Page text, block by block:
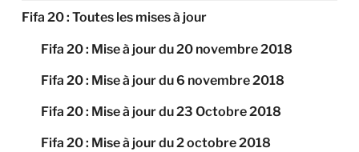
Fifa 20 : Toutes les mises à jour
Fifa 20 : Mise à jour du 20 novembre 2018
Fifa 20 : Mise à jour du 6 novembre 2018
Fifa 20 : Mise à jour du 23 Octobre 2018
Fifa 20 : Mise à jour du 2 octobre 2018